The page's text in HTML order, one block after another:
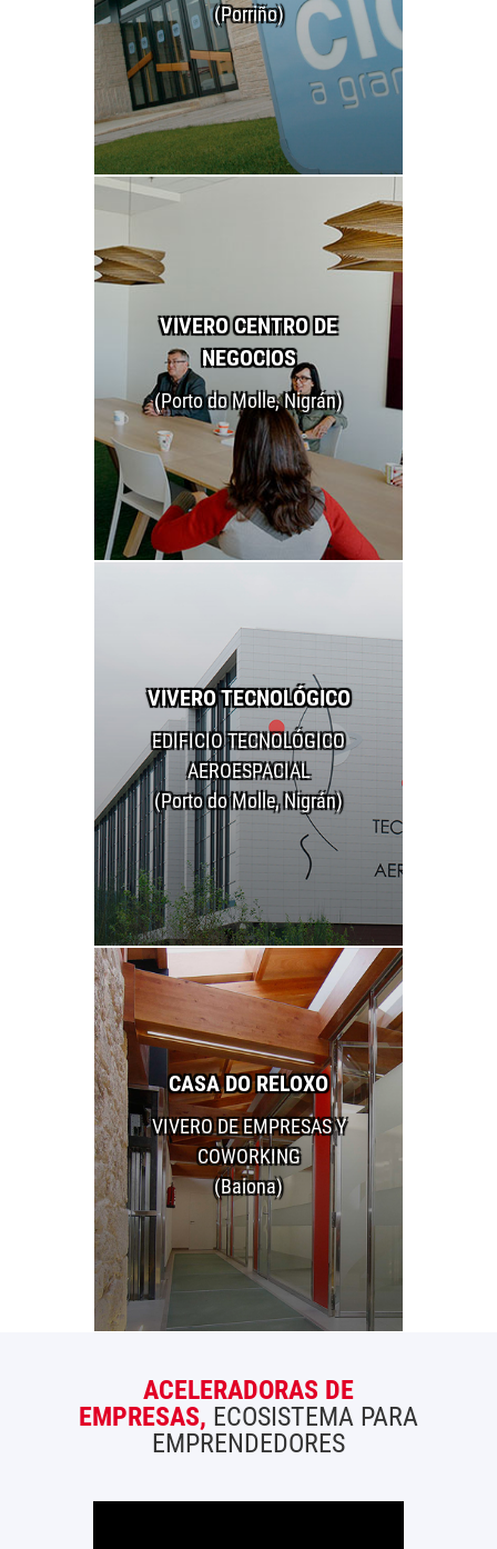
(Porriño)
VIVERO CENTRO DE
NEGOCIOS
(Porto do Molle, Nigrán)
VIVERO TECNOLÓGICO
EDIFICIO TECNOLÓGICO
AEROESPACIAL
(Porto do Molle, Nigrán)
CASA DO RELOXO
VIVERO DE EMPRESAS Y
COWORKING
(Baiona)
ACELERADORAS DE
EMPRESAS, ECOSISTEMA PARA
EMPRENDEDORES